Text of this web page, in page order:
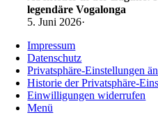
legendäre Vogalonga
5. Juni 2026·
Impressum
Datenschutz
Privatsphäre-Einstellungen
Historie der Privatsphäre-
Einwilligungen widerrufen
Menü